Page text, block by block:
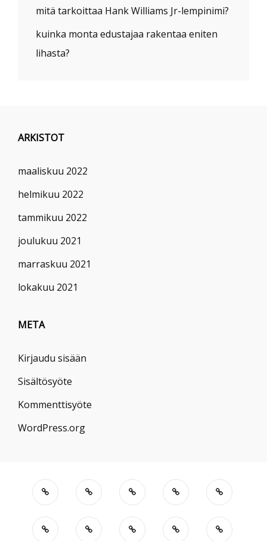
mitä tarkoittaa Hank Williams Jr-lempinimi?
kuinka monta edustajaa rakentaa eniten
lihasta?
ARKISTOT
maaliskuu 2022
helmikuu 2022
tammikuu 2022
joulukuu 2021
marraskuu 2021
lokakuu 2021
META
Kirjaudu sisään
Sisältösyöte
Kommenttisyöte
WordPress.org